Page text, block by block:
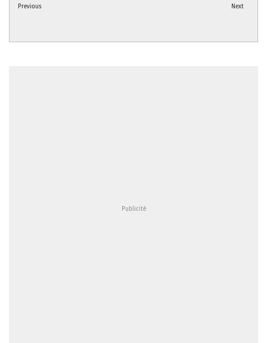
Previous Next